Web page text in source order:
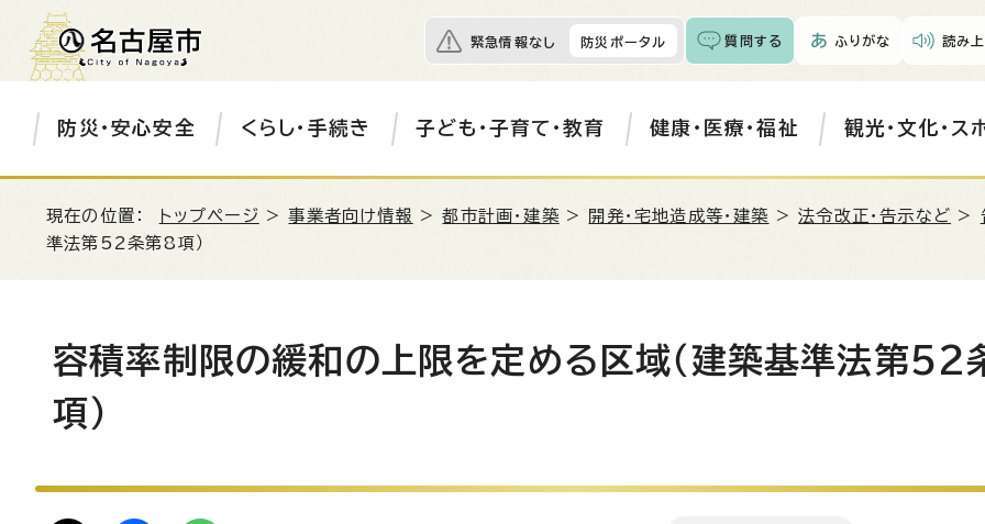
緊急情報なし 防災ポータル 質問する ふりがな 読み
防災・安心安全 くらし・手続き 子ども・子育て・教育 健康・医療・福祉 観光・文化・ス
現在の位置： トップページ >事業者向け情報 >都市計画・建築 > 開発・宅地造成等・建築 >法令改正・告示など >
準法第52条第8項）
容積率制限の緩和の上限を定める区域（建築基準法第52
項）